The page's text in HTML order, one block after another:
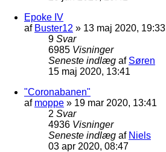
Epoke IV
af Buster12 » 13 maj 2020, 19:33
9 Svar
6985 Visninger
Seneste indlæg af Søren
15 maj 2020, 13:41
"Coronabanen"
af moppe » 19 mar 2020, 13:41
2 Svar
4936 Visninger
Seneste indlæg af Niels
03 apr 2020, 08:47